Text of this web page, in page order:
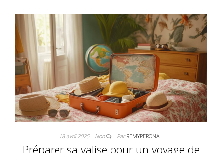
18 avril 2025 Non ParREMYPERONA
Préparer sa valise pour un voyage de